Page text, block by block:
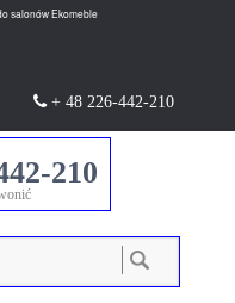
salonów Ekomeble
+ 48 226-442-210
210